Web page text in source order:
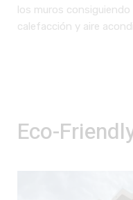
los muros
calefacción y aire
Eco-